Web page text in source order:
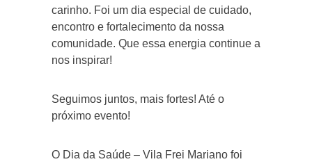
carinho. Foi um dia especial de cuidado,
encontro e fortalecimento da nossa
comunidade. Que essa energia continue a
nos inspirar!
Seguimos juntos, mais fortes! Até o
próximo evento!
O Dia da Saúde – Vila Frei Mariano foi